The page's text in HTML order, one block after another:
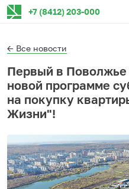
+7 (8412) 203-000
← Все новости
Первый в Поволжье
новой программе
на покупку
Жизни"!